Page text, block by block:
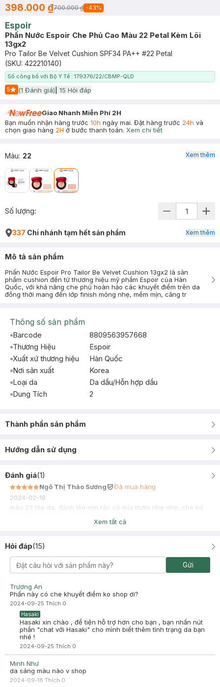
398.000 ₫700.000 ₫ -43%
Espoir
Phấn Nước Espoir Che Phủ Cao Màu 22 Petal Kèm Lõi
13gx2
Pro Tailor Be Velvet Cushion SPF34 PA++ #22 Petal
(SKU: 422210140)
Số công bố với Bộ Y Tế : 179376/22/CBMP-QLD
5
Start Icon
(1 Đánh giá) 15 Hỏi đáp
Giao Nhanh Miễn Phí 2H
Bạn muốn nhận hàng trước 10h ngày mai. Đặt hàng trước 24h và
chọn giao hàng 2H ở bước thanh toán. Xem chi tiết
Màu: 22 Xem thêm
Số lượng:
337 Chi nhánh tạm hết sản phẩm Xem thêm
Mô tả sản phẩm
Phấn Nước Espoir Pro Tailor Be Velvet Cushion 13gx2 là sản
phẩm cushion đến từ thương hiệu mỹ phẩm Espoir của Hàn
Quốc, với khả năng che phủ hoàn hảo các khuyết điểm trên da
đồng thời mang đến lớp finish mỏng nhẹ, mềm mịn, căng tr
Thông số sản phẩm
Barcode
8809563957668
Thương Hiệu
Espoir
Xuất xứ thương hiệu
Hàn Quốc
Nơi sản xuất
Korea
Loại da
Da dầu/Hỗn hợp dầu
Dung Tích
2
Thành phần sản phẩm
Hướng dẫn sử dụng
Đánh giá(1)
Ngô Thị Thảo Sương
Đã mua hàng
2024-02-18
màu 23 tệp da, đánh lên mịn ráo có mùi thơm nhẹ nhẹ, che kd
Xem tất cả
Hỏi đáp(15)
Gửi
Trương An
Phấn này có che khuyết điểm ko shop ơi?
2024-09-25 Thích 0
Hasaki
Hasaki xin chào , để tiện hỗ trợ hơn cho bạn , bạn nhấn nút
phần "chat với Hasaki" cho mình biết thêm tình trạng da bạn
nhé !
2024-09-25 Thích 0
Minh Như
da sáng màu nào v shop
2024-09-18 Thích 0